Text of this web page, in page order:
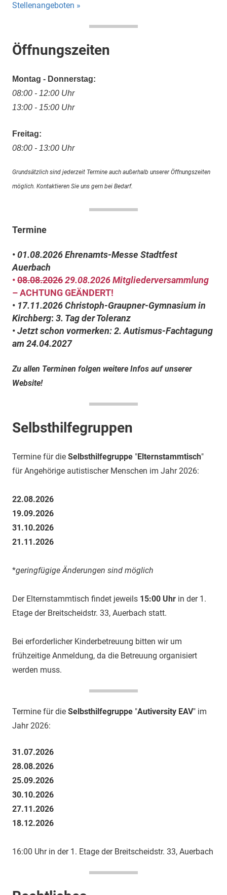
Stellenangeboten »
Öffnungszeiten
Montag - Donnerstag:
08:00 - 12:00 Uhr
13:00 - 15:00 Uhr
Freitag:
08:00 - 13:00 Uhr
Grundsätzlich sind jederzeit Termine auch außerhalb unserer Öffnungszeiten
möglich. Kontaktieren Sie uns gern bei Bedarf.
Termine
•01.08.2026Ehrenamts-Messe Stadtfest
Auerbach
•08.08.202629.08.2026Mitgliederversammlung
– ACHTUNG GEÄNDERT!
• 17.11.2026Christoph-Graupner-Gymnasium in
Kirchberg: 3. Tag der Toleranz
•Jetzt schon vormerken: 2. Autismus-Fachtagung
am24.04.2027
Zu allen Terminen folgen weitere Infos auf unserer
Website!
Selbsthilfegruppen
Termine für die Selbsthilfegruppe "Elternstammtisch"
für Angehörige autistischer Menschen im Jahr 2026:
22.08.2026
19.09.2026
31.10.2026
21.11.2026
*geringfügige Änderungen sind möglich
Der Elternstammtisch findet jeweils 15:00 Uhr in der 1.
Etage der Breitscheidstr. 33, Auerbach statt.
Bei erforderlicher Kinderbetreuung bitten wir um
frühzeitige Anmeldung, da die Betreuung organisiert
werden muss.
Termine für die Selbsthilfegruppe "Autiversity EAV" im
Jahr 2026:
31.07.2026
28.08.2026
25.09.2026
30.10.2026
27.11.2026
18.12.2026
16:00 Uhr in der 1. Etage der Breitscheidstr. 33, Auerbach